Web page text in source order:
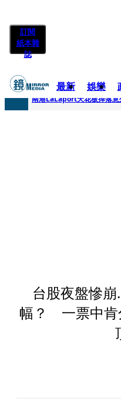
訂閱
紙本雜
誌
最新 娛樂
快訊
台股夜盤慘
幅？ 一票中肯